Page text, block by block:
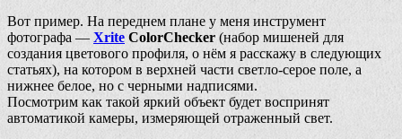
Вот пример. На переднем плане у меня инструмент
фотографа — Xrite ColorChecker (набор мишеней для
создания цветового профиля, о нём я расскажу в следующих
статьях), на котором в верхней части светло-серое поле, а
нижнее белое, но с черными надписями.
Посмотрим как такой яркий объект будет воспринят
автоматикой камеры, измеряющей отраженный свет.